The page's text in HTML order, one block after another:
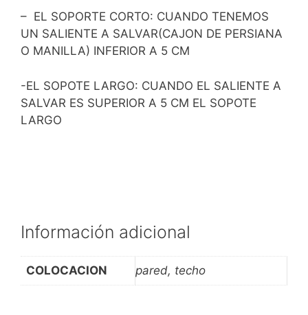
– EL SOPORTE CORTO: CUANDO TENEMOS
UN SALIENTE A SALVAR(CAJON DE PERSIANA
O MANILLA) INFERIOR A 5 CM
-EL SOPOTE LARGO: CUANDO EL SALIENTE A
SALVAR ES SUPERIOR A 5 CM EL SOPOTE
LARGO
Información adicional
COLOCACION pared, techo